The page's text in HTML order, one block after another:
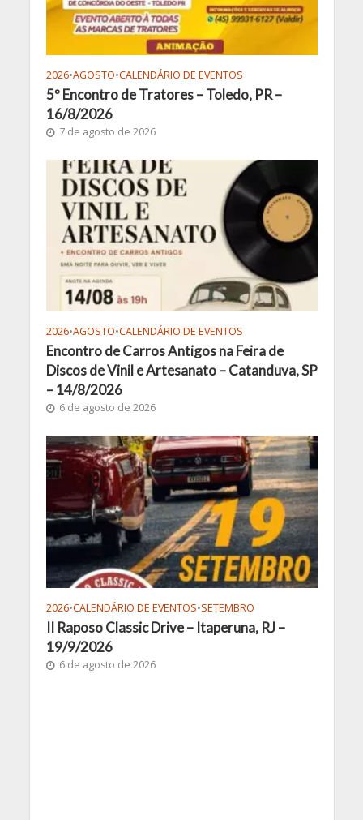
2026•AGOSTO•CALENDÁRIO DE EVENTOS
5º Encontro de Tratores – Toledo, PR –
16/8/2026
7 de agosto de 2026
2026•AGOSTO•CALENDÁRIO DE EVENTOS
Encontro de Carros Antigos na Feira de
Discos de Vinil e Artesanato – Catanduva, SP
– 14/8/2026
6 de agosto de 2026
2026•CALENDÁRIO DE EVENTOS•SETEMBRO
II Raposo Classic Drive – Itaperuna, RJ –
19/9/2026
6 de agosto de 2026